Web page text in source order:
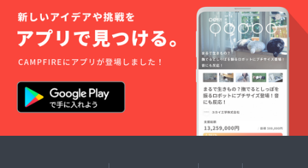
放題
PASSに
なりま
す。
ご利用
時にお
見せく
ださ
い。